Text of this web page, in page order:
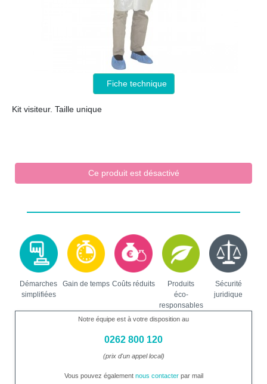
Fiche technique
Kit visiteur. Taille unique
Ce produit est désactivé
Démarches
simplifiées
Gain de temps Coûts réduits
Produits
éco-
responsables
Sécurité
juridique
Notre équipe est à votre disposition au
0262 800 120
(prix d'un appel local)
Vous pouvez également nous contacterpar mail